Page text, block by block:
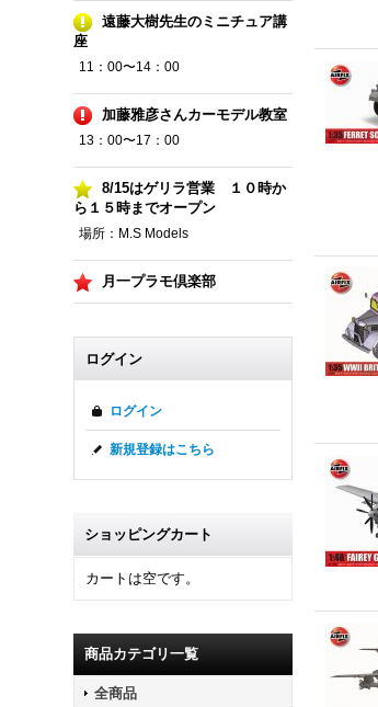
遠藤大樹先生のミニチュア講
座
11：00〜14：00
加藤雅彦さんカーモデル教室
13：00〜17：00
8/15はゲリラ営業 １０時か
ら１５時までオープン
場所：M.S Models
月一プラモ倶楽部
ログイン
ログイン
新規登録はこちら
ショッピングカート
カートは空です。
商品カテゴリ一覧
全商品